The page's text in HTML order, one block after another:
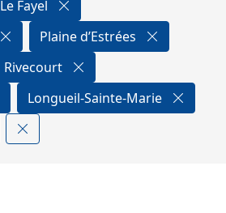
Le Fayel
Plaine d’Estrées
Rivecourt
Longueil-Sainte-Marie